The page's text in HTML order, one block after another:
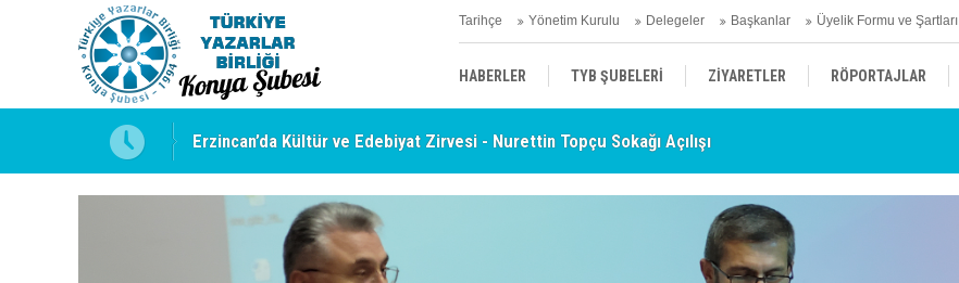
Tarihçe Yönetim Kurulu Delegeler Başkanlar Üyelik Formu ve Şartları
HABERLER TYB ŞUBELERİ ZİYARETLER RÖPORTAJLAR
ÜYELERİMİZDEN HABERLER KENDİNİ ARAYAN ŞEHİR
Erzincan’da Kültür ve Edebiyat Zirvesi - Nurettin Topçu Sokağı Açılışı